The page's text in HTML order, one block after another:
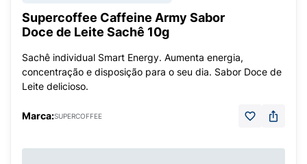
Supercoffee Caffeine Army Sabor
Doce de Leite Sachê 10g
Sachê individual Smart Energy. Aumenta energia,
concentração e disposição para o seu dia. Sabor Doce de
Leite delicioso.
Marca:SUPERCOFFEE